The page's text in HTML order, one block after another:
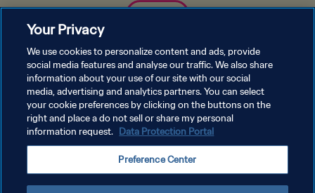
Your Privacy
We use cookies to personalize content and ads, provide
social media features and analyse our traffic. We also share
information about your use of our site with our social
media, advertising and analytics partners. You can select
your cookie preferences by clicking on the buttons on the
right and place a do not sell or share my personal
information request. Data Protection Portal
Preference Center